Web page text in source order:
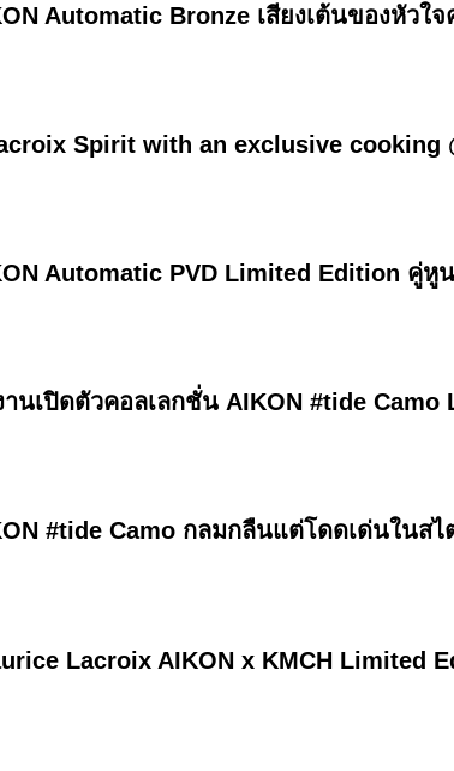
Automatic Bronze เสียงเต้นของหัวใจ
Spirit with an exclusive cooking
Automatic PVD Limited Edition คู่หู
นเปิดตัวคอลเลกชั่น AIKON #tide
#tide Camo กลมกลืนแต่โดดเด่นในสไ
Lacroix AIKON x KMCH Limited